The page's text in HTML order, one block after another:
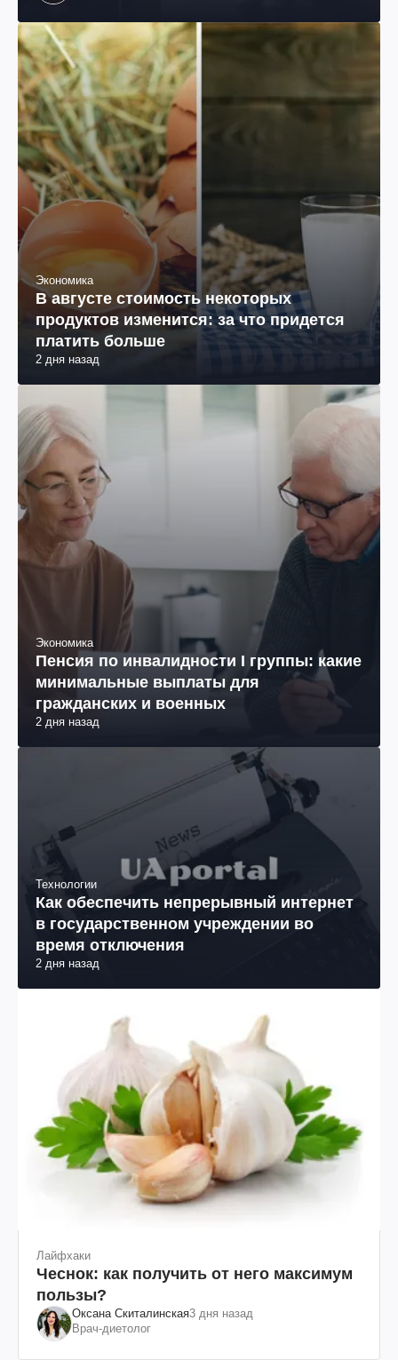
Экономика
В августе стоимость некоторых
продуктов изменится: за что придется
платить больше
2 дня назад
Экономика
Пенсия по инвалидности I группы: какие
минимальные выплаты для
гражданских и военных
2 дня назад
Технологии
Как обеспечить непрерывный интернет
в государственном учреждении во
время отключения
2 дня назад
Лайфхаки
Чеснок: как получить от него максимум
пользы?
Оксана Скиталинская3 дня назад
Врач-диетолог